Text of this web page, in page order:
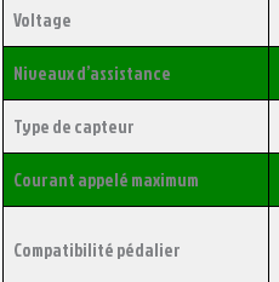
Voltage
Niveaux d’assistance
Type de capteur
Courant appelé maximum
Compatibilité pédalier